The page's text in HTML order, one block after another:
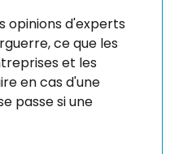
opinions d'experts
ce que les
et les
en cas d'une
passe si une